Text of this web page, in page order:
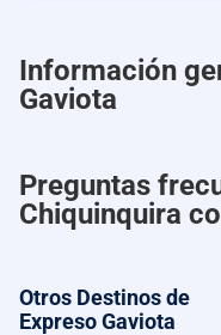
Información
Gaviota
Preguntas
Chiquinquira
Otros Destinos de
Expreso Gaviota